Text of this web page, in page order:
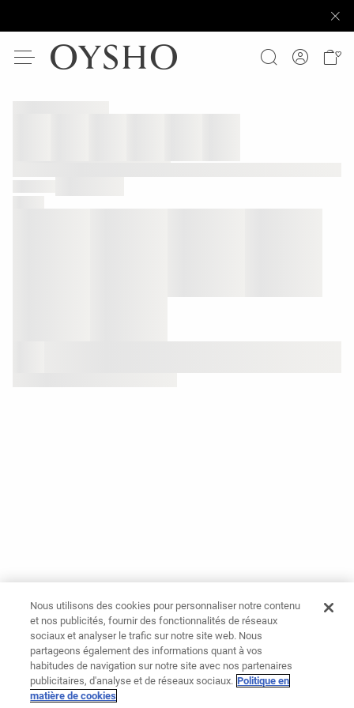
Nous utilisons des cookies pour personnaliser notre contenu
et nos publicités, fournir des fonctionnalités de réseaux
sociaux et analyser le trafic sur notre site web. Nous
partageons également des informations quant à vos
habitudes de navigation sur notre site avec nos partenaires
publicitaires, d'analyse et de réseaux sociaux. Politique en
matière de cookies